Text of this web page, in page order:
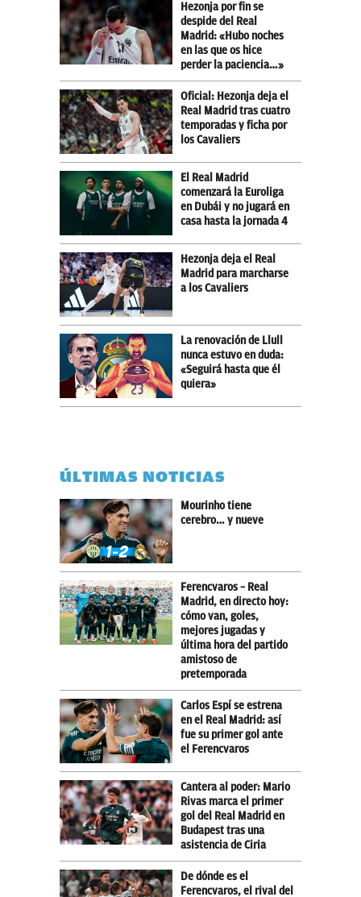
Hezonja por fin se
despide del Real
Madrid: «Hubo noches
en las que os hice
perder la paciencia…»
Oficial: Hezonja deja el
Real Madrid tras cuatro
temporadas y ficha por
los Cavaliers
El Real Madrid
comenzará la Euroliga
en Dubái y no jugará en
casa hasta la jornada 4
Hezonja deja el Real
Madrid para marcharse
a los Cavaliers
La renovación de Llull
nunca estuvo en duda:
«Seguirá hasta que él
quiera»
ÚLTIMAS NOTICIAS
Mourinho tiene
cerebro… y nueve
Ferencvaros – Real
Madrid, en directo hoy:
cómo van, goles,
mejores jugadas y
última hora del partido
amistoso de
pretemporada
Carlos Espí se estrena
en el Real Madrid: así
fue su primer gol ante
el Ferencvaros
Cantera al poder: Mario
Rivas marca el primer
gol del Real Madrid en
Budapest tras una
asistencia de Ciria
De dónde es el
Ferencvaros, el rival del